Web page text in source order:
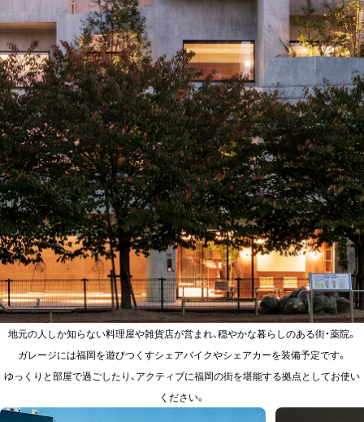
地元の人しか知らない料理屋や雑貨店が営まれ、穏やかな暮らしのある街・薬院。
ガレージには福岡を遊びつくすシェアバイクやシェアカーを装備予定です。
ゆっくりと部屋で過ごしたり、アクティブに福岡の街を堪能する拠点としてお使い
ください。